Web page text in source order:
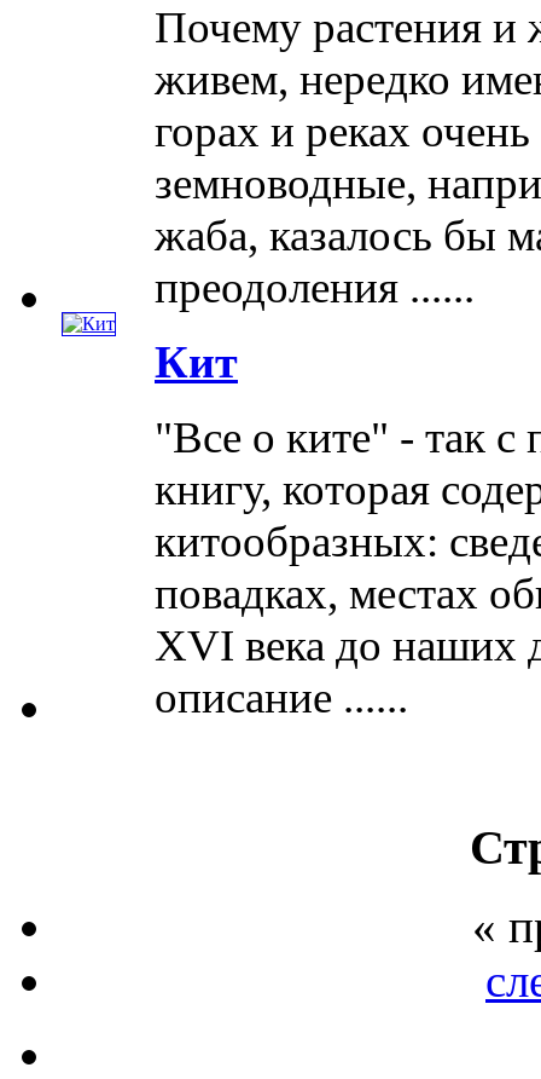
Почему растения и
живем, нередко
горах и реках
земноводные,
жаба, казалось бы
преодоления ......
Кит
"Все о ките" - так
книгу, которая
китообразных:
повадках, местах
XVI века до наших
описание ......
«